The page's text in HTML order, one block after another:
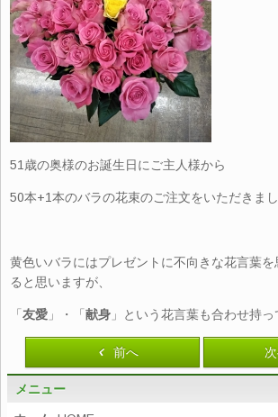
51歳の奥様のお誕生日にご主人様から
50本+1本のバラの花束のご注文をいただきまし
黄色いバラにはプレゼントに不向きな花言葉
ると思いますが、
「友愛 」・「献身 」という花言葉も合わせ持っ
前へ
メニュー